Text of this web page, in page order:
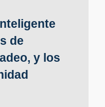
de
y los